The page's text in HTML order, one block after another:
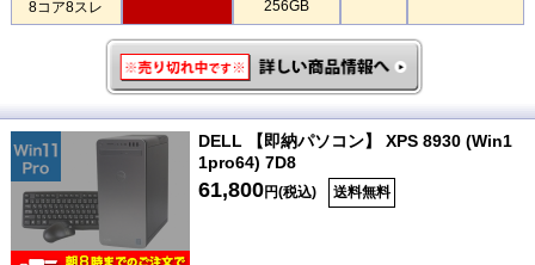
8コア8スレ
256GB
DELL 【即納パソコン】 XPS 8930 (Win1
1pro64) 7D8
61,800円(税込) 送料無料